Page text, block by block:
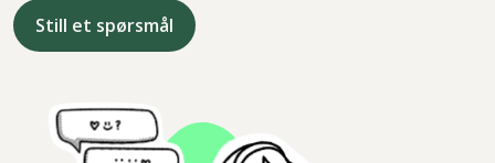
Still et spørsmål